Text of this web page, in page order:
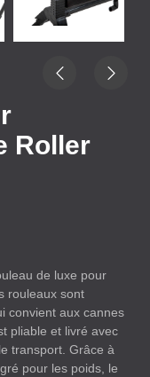
Roller
de luxe pour
rouleaux sont
convient aux cannes
pliable et livré avec
transport. Grâce à
pour les poids, le